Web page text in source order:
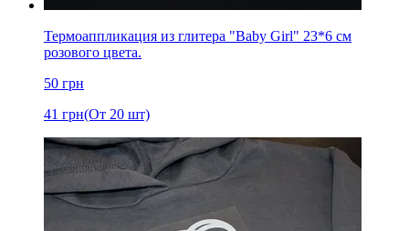
Термоаппликация из глитера "Baby Girl" 23*6 см
розового цвета.
50 грн
41 грн(От 20 шт)